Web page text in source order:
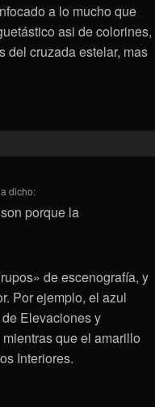
a lo mucho que
asi de colorines,
del cruzada estelar, mas
dicho:
porque la
de escenografía, y
Por ejemplo, el azul
Elevaciones y
que el amarillo
Interiores.